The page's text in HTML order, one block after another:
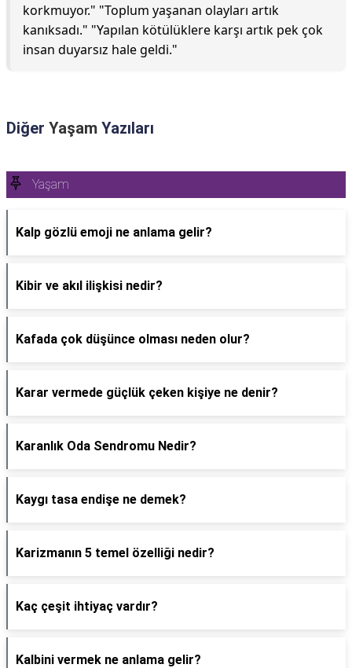
korkmuyor." "Toplum yaşanan olayları artık
kanıksadı." "Yapılan kötülüklere karşı artık pek çok
insan duyarsız hale geldi."
Diğer Yaşam Yazıları
Yaşam
Kalp gözlü emoji ne anlama gelir?
Kibir ve akıl ilişkisi nedir?
Kafada çok düşünce olması neden olur?
Karar vermede güçlük çeken kişiye ne denir?
Karanlık Oda Sendromu Nedir?
Kaygı tasa endişe ne demek?
Karizmanın 5 temel özelliği nedir?
Kaç çeşit ihtiyaç vardır?
Kalbini vermek ne anlama gelir?